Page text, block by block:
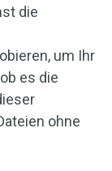
die
um Ihr
es die
ohne